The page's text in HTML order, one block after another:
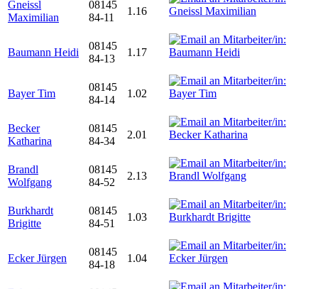
Gneissl
Maximilian
08145
84-11
1.16
Baumann Heidi
08145
84-13
1.17
Bayer Tim
08145
84-14
1.02
Becker
Katharina
08145
84-34
2.01
Brandl
Wolfgang
08145
84-52
2.13
Burkhardt
Brigitte
08145
84-51
1.03
Ecker Jürgen
08145
84-18
1.04